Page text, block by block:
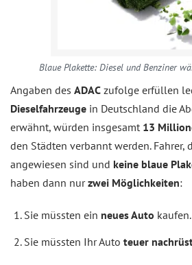
Blaue Plakette: Diesel und Benziner
Angaben des ADAC zufolge erfüllen
Dieselfahrzeuge in Deutschland die
erwähnt, würden insgesamt 13
den Städten verbannt werden. Fahrer,
angewiesen sind und keine blaue
haben dann nurzwei Möglichkeiten:
Sie müssten ein neues Auto kaufen.
Sie müssten Ihr Auto teuer